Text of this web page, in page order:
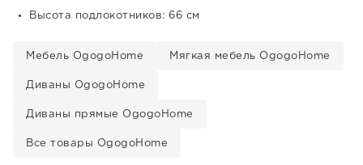
Высота подлокотников: 66 см
Мебель OgogoHome Мягкая мебель OgogoHome
Диваны OgogoHome
Диваны прямые OgogoHome
Все товары OgogoHome